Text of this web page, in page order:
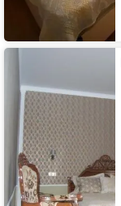
Гостиница
капы